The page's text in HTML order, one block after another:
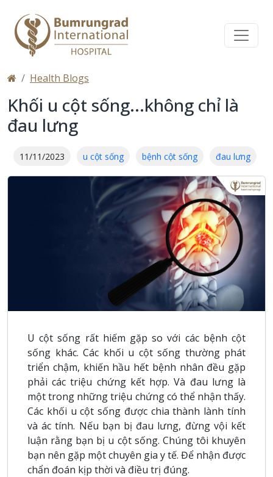
Health Blogs
Khối u cột sống...không chỉ là
đau lưng
11/11/2023 u cột sống bệnh cột sống đau lưng
U cột sống rất hiếm gặp so với các bệnh cột
sống khác. Các khối u cột sống thường phát
triển chậm, khiến hầu hết bệnh nhân đều gặp
phải các triệu chứng kết hợp. Và đau lưng là
một trong những triệu chứng có thể nhận thấy.
Các khối u cột sống được chia thành lành tính
và ác tính. Nếu bạn bị đau lưng, đừng vội kết
luận rằng bạn bị u cột sống. Chúng tôi khuyên
bạn nên gặp một chuyên gia y tế. Để nhận được
chẩn đoán kịp thời và điều trị đúng.